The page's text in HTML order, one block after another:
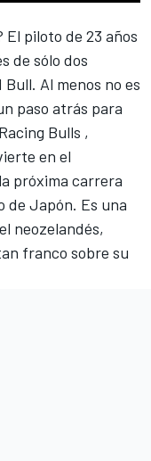
El piloto de 23 años
de sólo dos
Bull. Al menos no es
paso atrás para
Racing Bulls ,
en el
próxima carrera
de Japón. Es una
neozelandés,
franco sobre su